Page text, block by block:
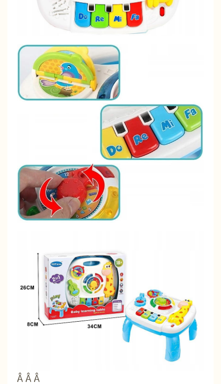
Â Â Â